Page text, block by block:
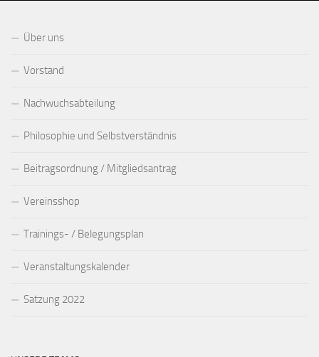
Über uns
Vorstand
Nachwuchsabteilung
Philosophie und Selbstverständnis
Beitragsordnung / Mitgliedsantrag
Vereinsshop
Trainings- / Belegungsplan
Veranstaltungskalender
Satzung 2022